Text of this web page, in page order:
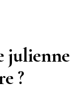
julienne
?